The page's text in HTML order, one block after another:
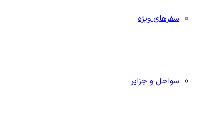
سفرهای ویژه
سواحل و جزایر